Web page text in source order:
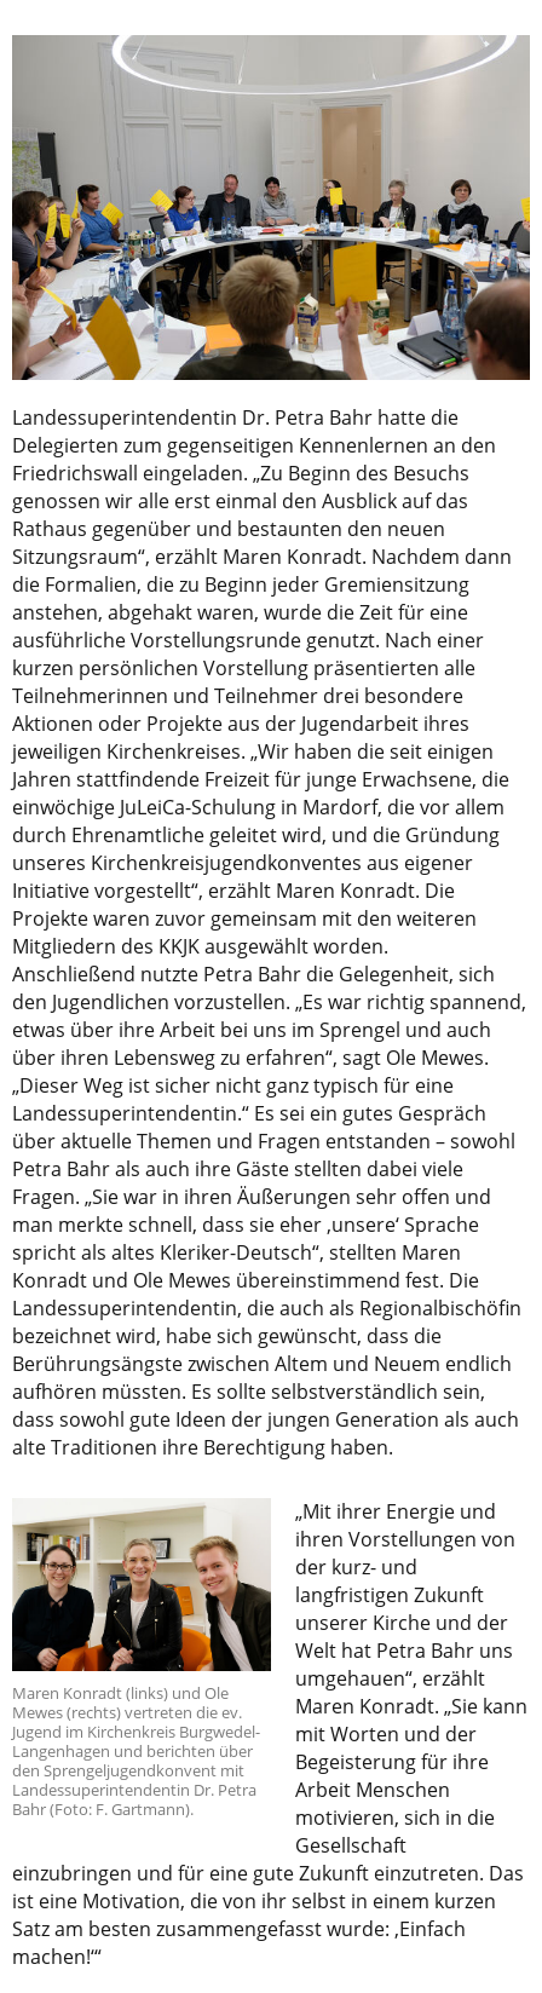
Landessuperintendentin Dr. Petra Bahr hatte die
Delegierten zum gegenseitigen Kennenlernen an den
Friedrichswall eingeladen. „Zu Beginn des Besuchs
genossen wir alle erst einmal den Ausblick auf das
Rathaus gegenüber und bestaunten den neuen
Sitzungsraum“, erzählt Maren Konradt. Nachdem dann
die Formalien, die zu Beginn jeder Gremiensitzung
anstehen, abgehakt waren, wurde die Zeit für eine
ausführliche Vorstellungsrunde genutzt. Nach einer
kurzen persönlichen Vorstellung präsentierten alle
Teilnehmerinnen und Teilnehmer drei besondere
Aktionen oder Projekte aus der Jugendarbeit ihres
jeweiligen Kirchenkreises. „Wir haben die seit einigen
Jahren stattfindende Freizeit für junge Erwachsene, die
einwöchige JuLeiCa-Schulung in Mardorf, die vor allem
durch Ehrenamtliche geleitet wird, und die Gründung
unseres Kirchenkreisjugendkonventes aus eigener
Initiative vorgestellt“, erzählt Maren Konradt. Die
Projekte waren zuvor gemeinsam mit den weiteren
Mitgliedern des KKJK ausgewählt worden.
Anschließend nutzte Petra Bahr die Gelegenheit, sich
den Jugendlichen vorzustellen. „Es war richtig spannend,
etwas über ihre Arbeit bei uns im Sprengel und auch
über ihren Lebensweg zu erfahren“, sagt Ole Mewes.
„Dieser Weg ist sicher nicht ganz typisch für eine
Landessuperintendentin.“ Es sei ein gutes Gespräch
über aktuelle Themen und Fragen entstanden – sowohl
Petra Bahr als auch ihre Gäste stellten dabei viele
Fragen. „Sie war in ihren Äußerungen sehr offen und
man merkte schnell, dass sie eher ‚unsere‘ Sprache
spricht als altes Kleriker-Deutsch“, stellten Maren
Konradt und Ole Mewes übereinstimmend fest. Die
Landessuperintendentin, die auch als Regionalbischöfin
bezeichnet wird, habe sich gewünscht, dass die
Berührungsängste zwischen Altem und Neuem endlich
aufhören müssten. Es sollte selbstverständlich sein,
dass sowohl gute Ideen der jungen Generation als auch
alte Traditionen ihre Berechtigung haben.
Maren Konradt (links) und Ole
Mewes (rechts) vertreten die ev.
Jugend im Kirchenkreis Burgwedel-
Langenhagen und berichten über
den Sprengeljugendkonvent mit
Landessuperintendentin Dr. Petra
Bahr (Foto: F. Gartmann).
„Mit ihrer Energie und
ihren Vorstellungen von
der kurz- und
langfristigen Zukunft
unserer Kirche und der
Welt hat Petra Bahr uns
umgehauen“, erzählt
Maren Konradt. „Sie kann
mit Worten und der
Begeisterung für ihre
Arbeit Menschen
motivieren, sich in die
Gesellschaft
einzubringen und für eine gute Zukunft einzutreten. Das
ist eine Motivation, die von ihr selbst in einem kurzen
Satz am besten zusammengefasst wurde: ‚Einfach
machen!‘“